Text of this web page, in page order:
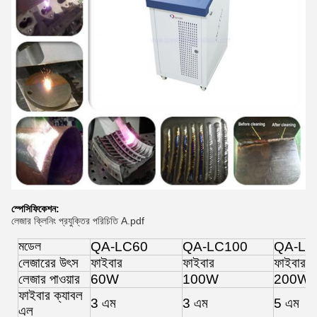
স্পেসিফিকেশন:
লেজার ক্লিনিং প্রযুক্তির পরিচিতি A.pdf
মডেল QA-LC60 QA-LC100
QA-
লেজারের উৎস
ফাইবার ফাইবার
ফাইবার
লেজার পাওয়ার
60W 100W
200W
ফাইবার ক্যাবল
এল
3 এম 3 এম 5 এম